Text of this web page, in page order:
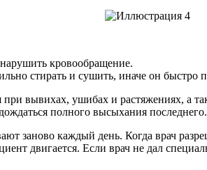
кровообращение.
стирать и сушить, иначе он быстро
при вывихах, ушибах и растяжениях, а
полного высыхания последнего.
заново каждый день. Когда врач
двигается. Если врач не дал